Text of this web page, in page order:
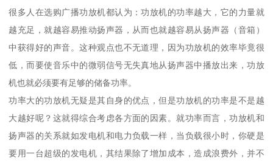
很多人在选购广播功放机都认为：功放机的功率越大，它的力量就
越充足，就越容易推动扬声器，从而也就越容易从扬声器（音箱）
中获得好的声音。这种观点也不无道理，因为功放机的效率毕竟很
低，而要使音乐中的微弱信号无失真地从扬声器中播放出来，功放
机也就必须要有足够的储备功率。
功率大的功放机无疑是其自身的优点，但是功放机的功率是不是越
大越好呢？这就得综合考虑各方面的因素。就功率而言，功放机和
扬声器的关系就如发电机和电力负载一样，当负载很小时，你硬是
要用一台超级的发电机，其结果除了增加成本，造成浪费外，并不